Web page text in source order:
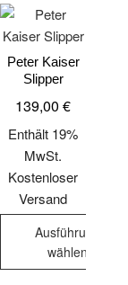
Peter Kaiser
Slipper
139,00€
Enthält 19%
MwSt.
Kostenloser
Versand
Ausführung
wählen